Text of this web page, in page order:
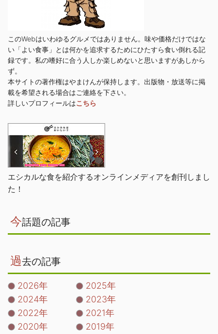
このWebはいわゆるグルメではありません。味や価格だけではな
い「よい食事」とは何かを追求するためにひたすら食い倒れる記
録です。私の嗜好に合う人しか楽しめないと思いますがあしから
ず。
本サイトの著作権はやまけんが保持します。出版物・放送等に掲
載を希望される場合はご連絡を下さい。
詳しいプロフィールはこちら
エシカルな食を紹介するオンラインメディアを創刊しまし
た！
今話題の記事
過去の記事
2026年
2025年
2024年
2023年
2022年
2021年
2020年
2019年